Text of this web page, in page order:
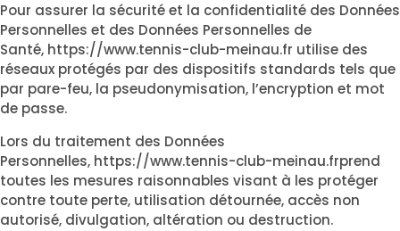
Pour assurer la sécurité et la confidentialité des Données
Personnelles et des Données Personnelles de
Santé, https://www.tennis-club-meinau.fr utilise des
réseaux protégés par des dispositifs standards tels que
par pare-feu, la pseudonymisation, l’encryption et mot
de passe.
Lors du traitement des Données
Personnelles, https://www.tennis-club-meinau.frprend
toutes les mesures raisonnables visant à les protéger
contre toute perte, utilisation détournée, accès non
autorisé, divulgation, altération ou destruction.